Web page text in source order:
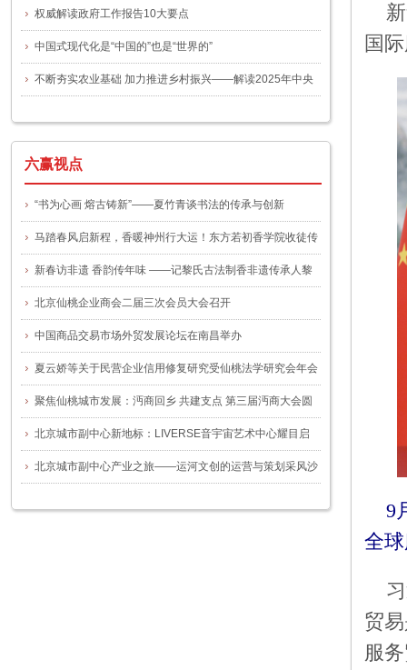
国
9
全
贸
服
权威解读政府工作报告10大要点
中国式现代化是“中国的”也是“世界的”
不断夯实农业基础 加力推进乡村振兴——解读2025年中央
六赢视点
“书为心画 熔古铸新”——夏竹青谈书法的传承与创新
马踏春风启新程，香暖神州行大运！东方若初香学院收徒传
艺仪式圆满举办
新春访非遗 香韵传年味 ——记黎氏古法制香非遗传承人黎
晓玲
北京仙桃企业商会二届三次会员大会召开
中国商品交易市场外贸发展论坛在南昌举办
夏云娇等关于民营企业信用修复研究受仙桃法学研究会年会
关注
聚焦仙桃城市发展：沔商回乡 共建支点 第三届沔商大会圆
满举行
北京城市副中心新地标：LIVERSE音宇宙艺术中心耀目启
幕，谭咏麟“宠粉专场”揭幕首演
北京城市副中心产业之旅——运河文创的运营与策划采风沙